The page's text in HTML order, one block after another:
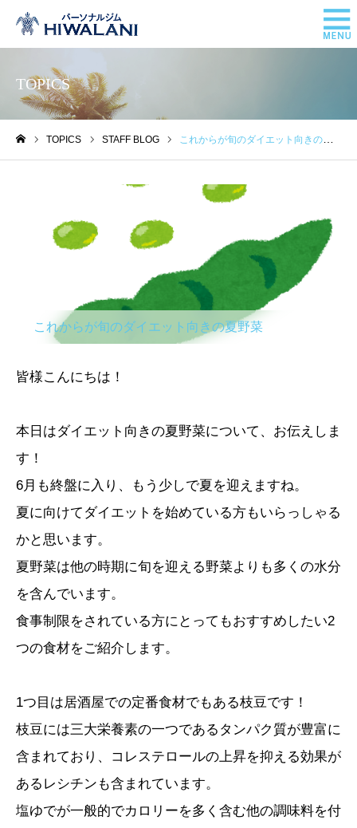
TOPICS
TOPICS STAFF BLOG これからが旬のダイエット向きの夏野菜
これからが旬のダイエット向きの夏野菜
皆様こんにちは！
本日はダイエット向きの夏野菜について、お伝えしま
す！
6月も終盤に入り、もう少しで夏を迎えますね。
夏に向けてダイエットを始めている方もいらっしゃる
かと思います。
夏野菜は他の時期に旬を迎える野菜よりも多くの水分
を含んでいます。
食事制限をされている方にとってもおすすめしたい2
つの食材をご紹介します。
1つ目は居酒屋での定番食材でもある枝豆です！
枝豆には三大栄養素の一つであるタンパク質が豊富に
含まれており、コレステロールの上昇を抑える効果が
あるレシチンも含まれています。
塩ゆでが一般的でカロリーを多く含む他の調味料を付